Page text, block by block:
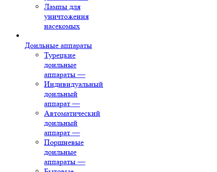
Лампы для
уничтожения
насекомых
Доильные аппараты
Турецкие
доильные
аппараты —
Индивидуальный
доильный
аппарат —
Автоматический
доильный
аппарат —
Поршневые
доильные
аппараты —